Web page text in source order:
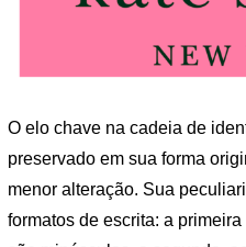
O elo chave na cadeia de
preservado em sua forma
menor alteração. Sua
formatos de escrita: a